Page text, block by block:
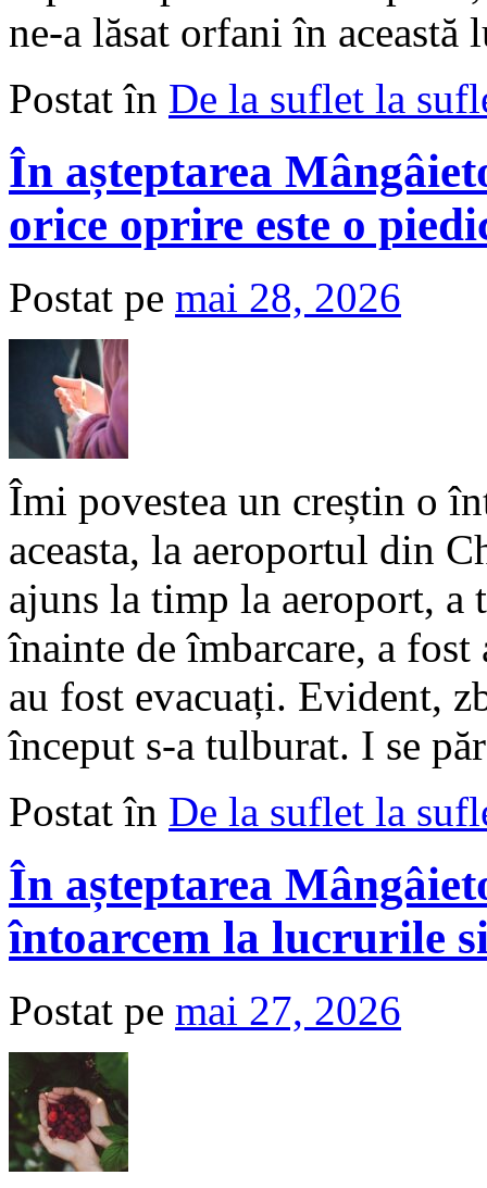
ne-a lăsat orfani în
Postat în De la suflet la
În așteptarea
orice oprire este o
Postat pe mai 28, 2026
Îmi povestea un creștin o
aceasta, la aeroportul din
ajuns la timp la aeroport, a
înainte de îmbarcare, a
au fost evacuați. Evident,
început s-a tulburat. I se
Postat în De la suflet la
În așteptarea
întoarcem la lucrurile
Postat pe mai 27, 2026